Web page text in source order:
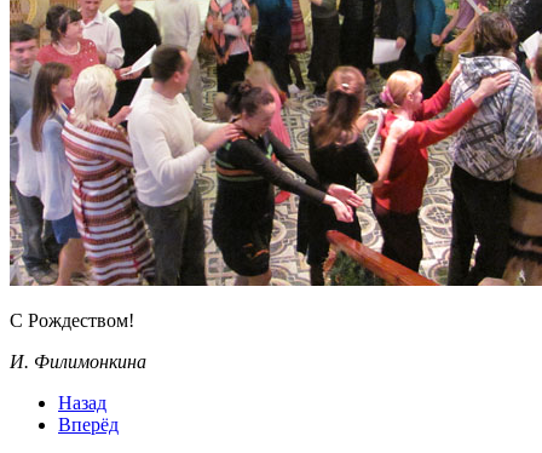
С Рождеством!
И. Филимонкина
Назад
Вперёд